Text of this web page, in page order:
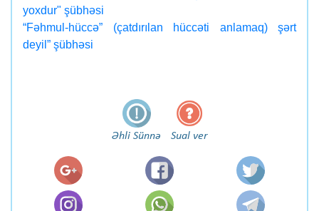
yoxdur" şübhəsi
“Fəhmul-hüccə” (çatdırılan hüccəti anlamaq) şərt
deyil” şübhəsi
Əhli Sünnə Sual ver